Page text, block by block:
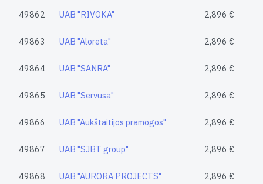
49862 UAB "RIVOKA" 2,896 €
49863 UAB "Aloreta" 2,896 €
49864 UAB "SANRA" 2,896 €
49865 UAB "Servusa" 2,896 €
49866 UAB "Aukštaitijos pramogos" 2,896 €
49867 UAB "SJBT group" 2,896 €
49868 UAB "AURORA PROJECTS" 2,896 €